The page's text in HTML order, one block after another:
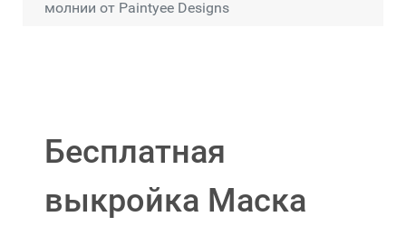
молнии от Paintyee Designs
Бесплатная
выкройка Маска